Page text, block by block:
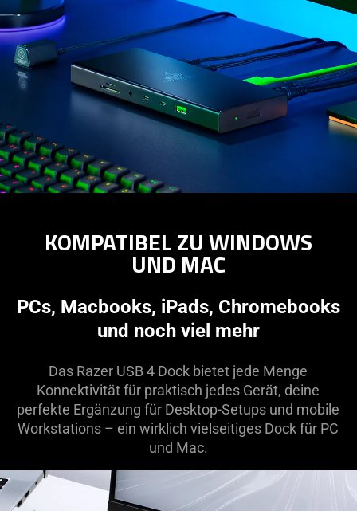
do
not
provide
additional
information.
KOMPATIBEL ZU WINDOWS
UND MAC
PCs, Macbooks, iPads, Chromebooks
und noch viel mehr
Das Razer USB 4 Dock bietet jede Menge
Konnektivität für praktisch jedes Gerät, deine
perfekte Ergänzung für Desktop-Setups und mobile
Workstations – ein wirklich vielseitiges Dock für PC
und Mac.